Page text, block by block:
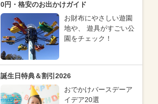
0円・格安のお出かけガイド
お財布にやさしい遊園
地や、 遊具がすごい公
園をチェック！
誕生日特典＆割引2026
おでかけバースデーア
イデア20選